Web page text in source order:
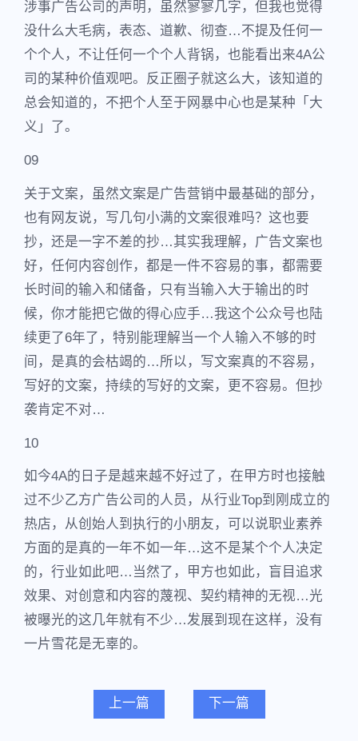
涉事广告公司的声明，虽然寥寥几字，但我也觉得
没什么大毛病，表态、道歉、彻查…不提及任何一
个个人，不让任何一个个人背锅，也能看出来4A公
司的某种价值观吧。反正圈子就这么大，该知道的
总会知道的，不把个人至于网暴中心也是某种「大
义」了。
09
关于文案，虽然文案是广告营销中最基础的部分，
也有网友说，写几句小满的文案很难吗？这也要
抄，还是一字不差的抄…其实我理解，广告文案也
好，任何内容创作，都是一件不容易的事，都需要
长时间的输入和储备，只有当输入大于输出的时
候，你才能把它做的得心应手…我这个公众号也陆
续更了6年了，特别能理解当一个人输入不够的时
间，是真的会枯竭的…所以，写文案真的不容易，
写好的文案，持续的写好的文案，更不容易。但抄
袭肯定不对…
10
如今4A的日子是越来越不好过了，在甲方时也接触
过不少乙方广告公司的人员，从行业Top到刚成立的
热店，从创始人到执行的小朋友，可以说职业素养
方面的是真的一年不如一年…这不是某个个人决定
的，行业如此吧…当然了，甲方也如此，盲目追求
效果、对创意和内容的蔑视、契约精神的无视…光
被曝光的这几年就有不少…发展到现在这样，没有
一片雪花是无辜的。
上一篇 下一篇